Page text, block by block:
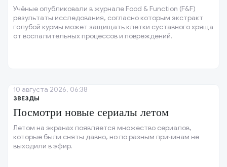
Учёные опубликовали в журнале Food & Function (F&F)
результаты исследования, согласно которым экстракт
голубой курмы может защищать клетки суставного хряща
от воспалительных процессов и повреждений.
ЗВЕЗДЫ
Посмотри новые сериалы летом
Летом на экранах появляется множество сериалов,
которые были сняты давно, но по разным причинам не
выходили в эфир.
10 августа 2026, 06:38